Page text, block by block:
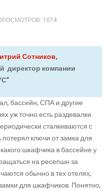
1074
Сотников,
директор компании
бассейн, СПА и другие
уж точно есть раздевалки.
сталкиваются с
ключи от замка для
шкафчика в бассейне у
на ресепшн за
обычно в тех отелях,
для шкафчиков. Понятно,